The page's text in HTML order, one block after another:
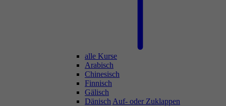
alle Kurse
Arabisch
Chinesisch
Finnisch
Gälisch
Dänisch Auf- oder Zuklappen